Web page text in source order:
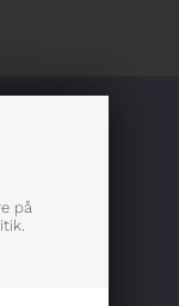
på